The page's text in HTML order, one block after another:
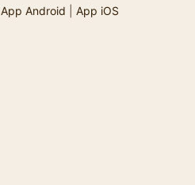
App Android App iOS